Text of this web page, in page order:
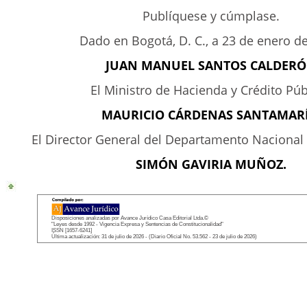
Publíquese y cúmplase.
Dado en Bogotá, D. C., a 23 de enero
JUAN MANUEL SANTOS
El Ministro de Hacienda y Crédito
MAURICIO CÁRDENAS
El Director General del Departamento Nacional
SIMÓN GAVIRIA MUÑOZ.
Disposiciones analizadas por Avance Jurídico Casa Editorial Ltda.©
"Leyes desde 1992 - Vigencia Expresa y Sentencias de Constitucionalidad"
ISSN [1657-6241]
Última actualización: 31 de julio de 2026 - (Diario Oficial No. 53.562 - 23 de julio de 2026)